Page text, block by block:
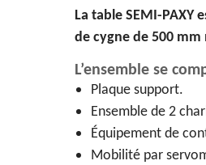
La table SEMI-
de cygne de 500 mm
L’ensemble se
Plaque support.
Ensemble de 2
Équipement de
Mobilité par